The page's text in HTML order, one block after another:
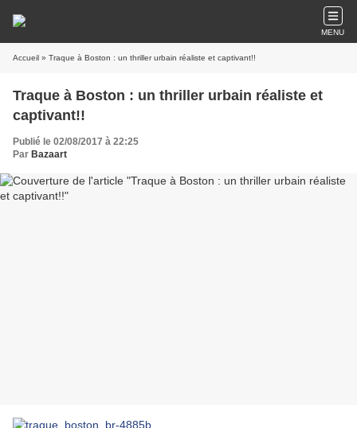
MENU
Accueil » Traque à Boston : un thriller urbain réaliste et captivant!!
Traque à Boston : un thriller urbain réaliste et
captivant!!
Publié le 02/08/2017 à 22:25
Par Bazaart